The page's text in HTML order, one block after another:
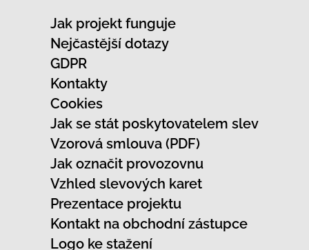
Jak projekt funguje
Nejčastější dotazy
GDPR
Kontakty
Cookies
Jak se stát poskytovatelem slev
Vzorová smlouva (PDF)
Jak označit provozovnu
Vzhled slevových karet
Prezentace projektu
Kontakt na obchodní zástupce
Logo ke stažení